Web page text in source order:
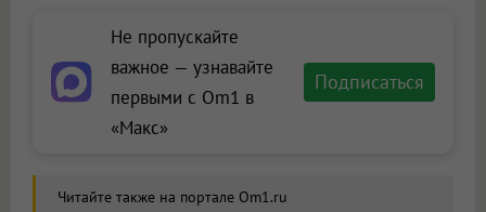
Не пропускайте
важное — узнавайте
первыми с Om1 в
«Макс»
Подписаться
Читайте также на портале Om1.ru